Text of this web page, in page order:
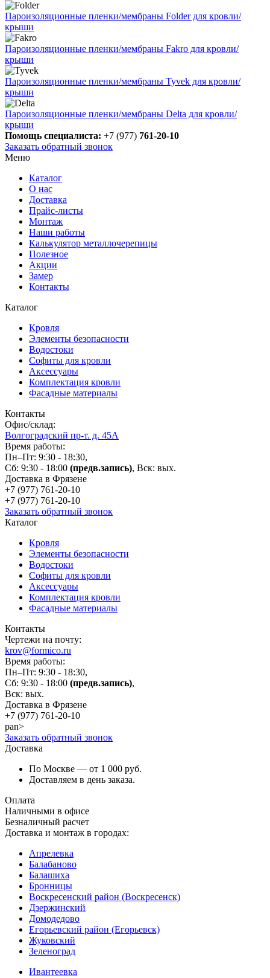
Пароизоляционные пленки/мембраны Folder для кровли/
крыши
Пароизоляционные пленки/мембраны Fakro для кровли/
крыши
Пароизоляционные пленки/мембраны Tyvek для кровли/
крыши
Пароизоляционные пленки/мембраны Delta для кровли/
крыши
Помощь специалиста: +7 (977) 761-20-10
Заказать обратный звонок
Меню
Каталог
О нас
Доставка
Прайс-листы
Монтаж
Наши работы
Калькулятор металлочерепицы
Полезное
Акции
Замер
Контакты
Каталог
Кровля
Элементы безопасности
Водостоки
Софиты для кровли
Аксессуары
Комплектация кровли
Фасадные материалы
Контакты
Офис/склад:
Волгоградский пр-т. д. 45А
Время работы:
Пн–Пт: 9:30 - 18:30,
Сб: 9:30 - 18:00 (предв.запись), Вск: вых.
Доставка в Фрязене
+7 (977) 761-20-10
+7 (977) 761-20-10
Заказать обратный звонок
Каталог
Кровля
Элементы безопасности
Водостоки
Софиты для кровли
Аксессуары
Комплектация кровли
Фасадные материалы
Контакты
Чертежи на почту:
krov@formico.ru
Время работы:
Пн–Пт: 9:30 - 18:30,
Сб: 9:30 - 18:00 (предв.запись),
Вск: вых.
Доставка в Фрязене
+7 (977) 761-20-10
pan>
Заказать обратный звонок
Доставка
По Москве — от 1 000 руб.
Доставляем в день заказа.
Оплата
Наличными в офисе
Безналичный расчет
Доставка и монтаж в городах:
Апрелевка
Балабаново
Балашиха
Бронницы
Воскресенский район (Воскресенск)
Дзержинский
Домодедово
Егорьевский район (Егорьевск)
Жуковский
Зеленоград
Ивантеевка